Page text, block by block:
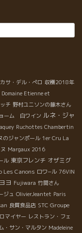
サ・デル・ぺロ 収穫2018年
Domaine Etienne et
チ 野村ユニソンの藤木さん
ーム 白ワイン ルネ・ジャ
Ruchottes Chambertin
のジャンポール 1er Cru La
Margaux 2016
ル 東京フレンチ オザミグ
Les Canons ロワ−ル 76VIN
ヨ Fujiwara 竹間さん
ジュ OlivierJeantet Paris
良質食品店 STC Groupe
マイヤー レストラン・フェ
・サン・マルタン Madeleine